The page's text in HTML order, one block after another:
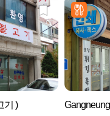
기 )